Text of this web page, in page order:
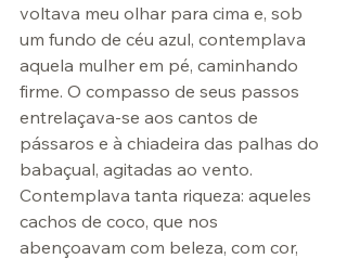
voltava meu olhar para cima e, sob
um fundo de céu azul, contemplava
aquela mulher em pé, caminhando
firme. O compasso de seus passos
entrelaçava-se aos cantos de
pássaros e à chiadeira das palhas do
babaçual, agitadas ao vento.
Contemplava tanta riqueza: aqueles
cachos de coco, que nos
abençoavam com beleza, com cor,